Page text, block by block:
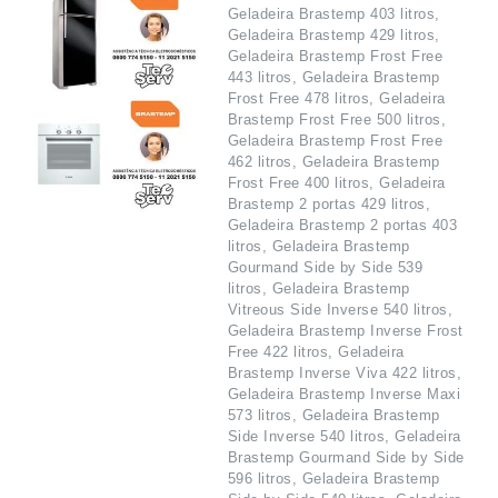
Geladeira Brastemp 403 litros,
Geladeira Brastemp 429 litros,
Geladeira Brastemp Frost Free
443 litros, Geladeira Brastemp
Frost Free 478 litros, Geladeira
Brastemp Frost Free 500 litros,
Geladeira Brastemp Frost Free
462 litros, Geladeira Brastemp
Frost Free 400 litros, Geladeira
Brastemp 2 portas 429 litros,
Geladeira Brastemp 2 portas 403
litros, Geladeira Brastemp
Gourmand Side by Side 539
litros, Geladeira Brastemp
Vitreous Side Inverse 540 litros,
Geladeira Brastemp Inverse Frost
Free 422 litros, Geladeira
Brastemp Inverse Viva 422 litros,
Geladeira Brastemp Inverse Maxi
573 litros, Geladeira Brastemp
Side Inverse 540 litros, Geladeira
Brastemp Gourmand Side by Side
596 litros, Geladeira Brastemp